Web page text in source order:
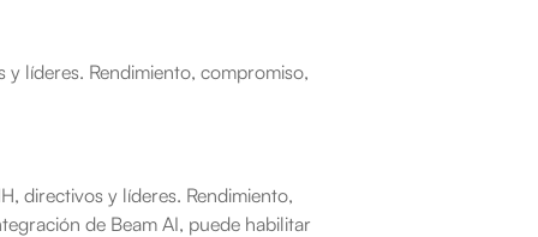
y líderes. Rendimiento, compromiso,
directivos y líderes. Rendimiento,
de Beam AI, puede habilitar